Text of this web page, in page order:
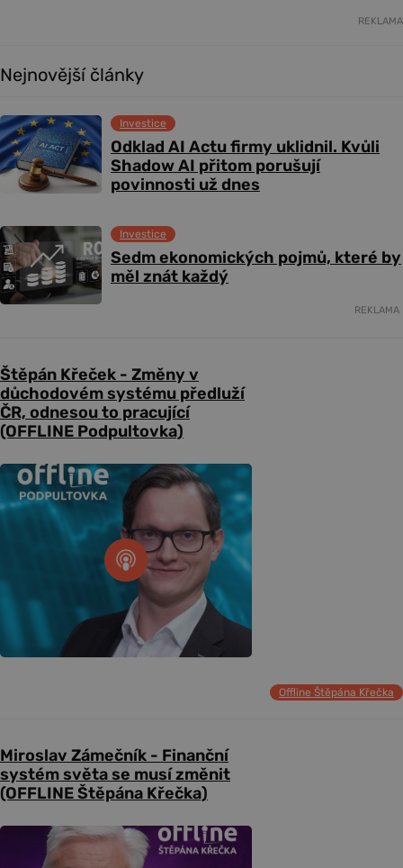
REKLAMA
Nejnovější články
Odklad AI Actu firmy uklidnil. Kvůli
Shadow AI přitom porušují
povinnosti už dnes
Investice
Sedm ekonomických pojmů, které by
měl znát každý
Investice
REKLAMA
Štěpán Křeček - Změny v
důchodovém systému předluží
ČR, odnesou to pracující
(OFFLINE Podpultovka)
Offline Štěpána Křečka
Miroslav Zámečník - Finanční
systém světa se musí změnit
(OFFLINE Štěpána Křečka)